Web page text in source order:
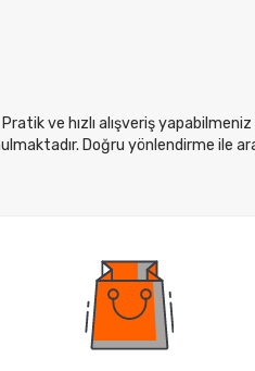
Pratik ve hızlı alışveriş
Doğru yönlendirme ile